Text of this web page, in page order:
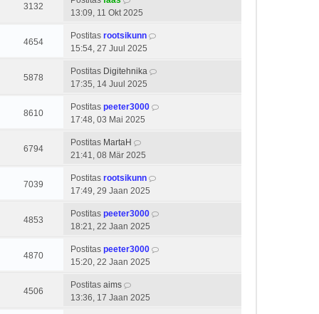
3132
13:09, 11 Okt 2025
4654
Postitas rootsikunn
15:54, 27 Juul 2025
5878
Postitas Digitehnika
17:35, 14 Juul 2025
8610
Postitas peeter3000
17:48, 03 Mai 2025
6794
Postitas MartaH
21:41, 08 Mär 2025
7039
Postitas rootsikunn
17:49, 29 Jaan 2025
4853
Postitas peeter3000
18:21, 22 Jaan 2025
4870
Postitas peeter3000
15:20, 22 Jaan 2025
4506
Postitas aims
13:36, 17 Jaan 2025